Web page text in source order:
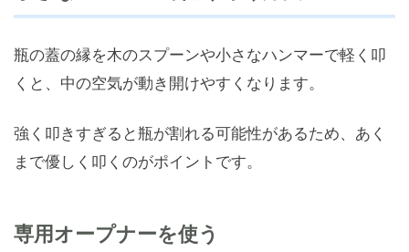
瓶の蓋の縁を木のスプーンや小さなハンマーで軽く叩
くと、中の空気が動き開けやすくなります。
強く叩きすぎると瓶が割れる可能性があるため、あく
まで優しく叩くのがポイントです。
専用オープナーを使う